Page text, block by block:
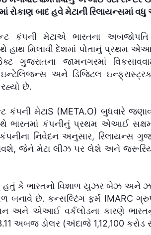
રોકાણ બાદ હવે મેટાની રિલાયન્સમાં વધુ
કંપની મેટાએ ભારતના
હાથ મિલાવી દેશમાં પોતાનું પ્રથમ
ગુજરાતના જામનગરમાં
ઇન્ટેલિજન્સ અને ડિજિટલ
છે.
કંપની મેટાS (META.O) બુધવારે
ભારતમાં કંપનીનું પ્રથમ એઆઈ સક્ષમ
નિવેદન અનુસાર, રિલાયન્સ
જેને મેટા લીઝ પર લેશે અને
કે ભારતનો વિશાળ યુઝર બેઝ અને
બનાવે છે. કન્સલ્ટિંગ ફર્મ IMARC
અને એઆઈ વર્કલોડના કારણે
અબજ ડોલર (અંદાજે 1,12,100 કરોડ